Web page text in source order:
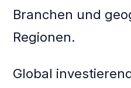
Branchen und
Regionen.
Global